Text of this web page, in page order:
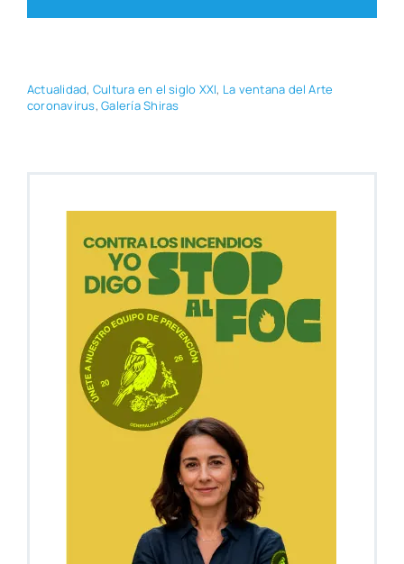
Actua­li­dad, Cul­tu­ra en el siglo XXI, La ven­ta­na del Arte
coro­na­vi­rus,Gale­ría Shi­ras